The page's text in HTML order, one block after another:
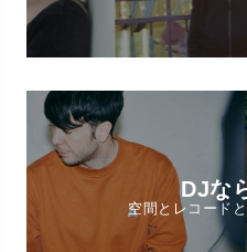
DJな
空間とレコード